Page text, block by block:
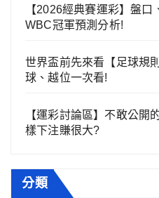
【2026經典賽運彩】盤
WBC冠軍預測分析!
世界盃前先來看【足球規
球、越位一次看!
【運彩討論區】不敢公開
樣下注賺很大?
分類